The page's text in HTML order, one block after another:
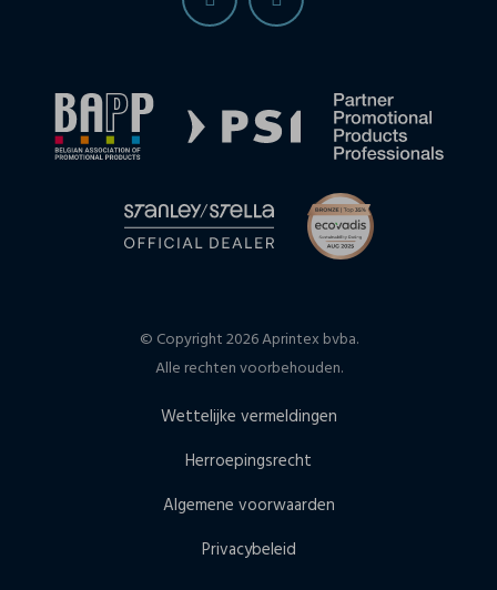
© Copyright 2026 Aprintex bvba.
Alle rechten voorbehouden.
Wettelijke vermeldingen
Herroepingsrecht
Algemene voorwaarden
Privacybeleid